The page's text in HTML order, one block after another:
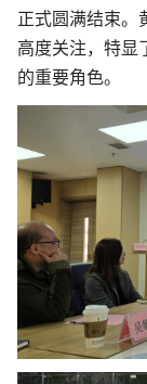
正式圆满结束。
高度关注，特显
的重要角色。